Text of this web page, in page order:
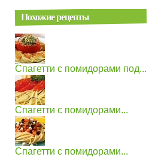
Похожие рецепты
Спагетти с помидорами под...
Спагетти с помидорами...
Спагетти с помидорами...